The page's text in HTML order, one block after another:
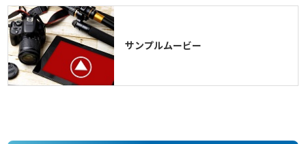
サンプルムービー